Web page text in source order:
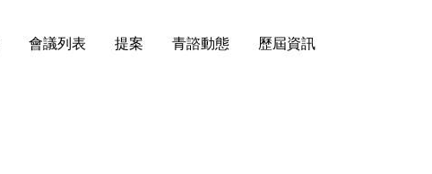
會議列表 提案 青諮動態 歷屆資訊